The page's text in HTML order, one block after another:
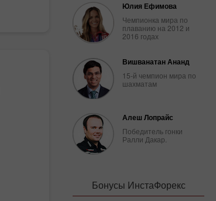
Юлия Ефимова
Чемпионка мира по
плаванию на 2012 и
2016 годах
Вишванатан Ананд
15-й чемпион мира по
шахматам
Алеш Лопрайс
Победитель гонки
Ралли Дакар.
Бонусы ИнстаФорекс